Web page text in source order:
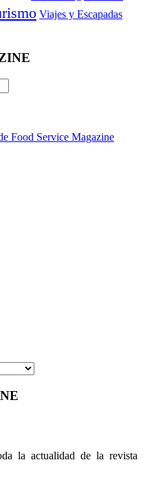
Viajes y Escapadas
Food Service Magazine
la actualidad de la revista